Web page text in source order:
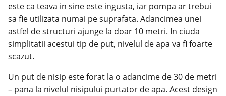
este ca teava in sine este ingusta, iar pompa ar trebui
sa fie utilizata numai pe suprafata. Adancimea unei
astfel de structuri ajunge la doar 10 metri. In ciuda
simplitatii acestui tip de put, nivelul de apa va fi foarte
scazut.
Un put de nisip este forat la o adancime de 30 de metri
– pana la nivelul nisipului purtator de apa. Acest design